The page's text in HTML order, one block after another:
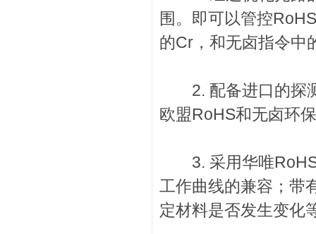
围。即可以管控
的Cr，和无卤指令中
2. 配备进口的探测
欧盟RoHS和无卤环
3. 采用华唯
工作曲线的兼容；带
定材料是否发生变化